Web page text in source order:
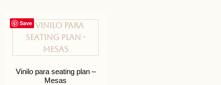
Save
Vinilo para seating plan –
Mesas